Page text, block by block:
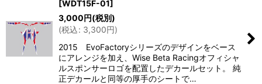
[WDT15F-01]
3,000円(税別)
(税込: 3,300円)
2015 EvoFactoryシリーズのデザインをベース
にアレンジを加え、Wise Beta Racingオフィシャ
ルスポンサーロゴを配置したデカールセット。 純
正デカールと同等の厚手のシートで…